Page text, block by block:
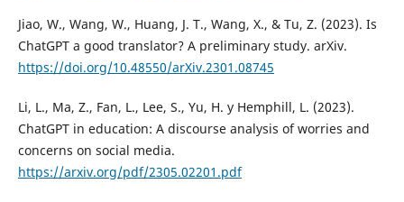
Jiao, W., Wang, W., Huang, J. T., Wang, X., & Tu, Z. (2023). Is
ChatGPT a good translator? A preliminary study. arXiv.
https://doi.org/10.48550/arXiv.2301.08745
Li, L., Ma, Z., Fan, L., Lee, S., Yu, H. y Hemphill, L. (2023).
ChatGPT in education: A discourse analysis of worries and
concerns on social media.
https://arxiv.org/pdf/2305.02201.pdf